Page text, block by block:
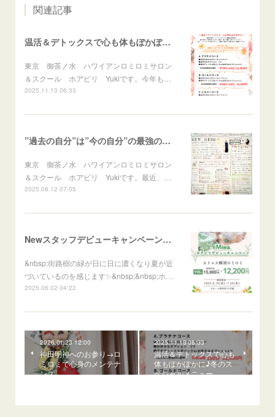
関連記事
温活＆デトックスで心も体もぽかぽかに♪冬のスペシャルメニュー
東京 御茶ノ水 ハワイアンロミロミサロン
＆スクール ホアピリ Yukiです。今年も…
2025.11.13 06:33
”過去の自分”は”今の自分”の最強の応援団！
東京 御茶ノ水 ハワイアンロミロミサロン
＆スクール ホアピリ Yukiです。最近、…
2025.08.12 07:05
Newスタッフデビューキャンペーンはじまります！
&nbsp;街路樹の緑が日に日に濃くなり夏が近
づいているのを感じます✨&nbsp;&nbsp;ホ…
2025.06.02 04:22
2026.01.23 12:00
神田明神へのお参り→ロ
ミロミで心身のメンテナ
ンス
2025.11.13 06:33
温活＆デトックスで心も
体もぽかぽかに♪冬のス
ペシャルメニュー